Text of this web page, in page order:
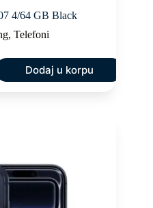
4/64 GB Black
,Telefoni
Dodaj u korpu